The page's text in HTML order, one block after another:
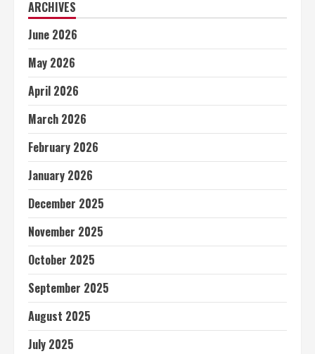
ARCHIVES
June 2026
May 2026
April 2026
March 2026
February 2026
January 2026
December 2025
November 2025
October 2025
September 2025
August 2025
July 2025